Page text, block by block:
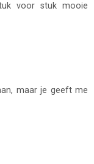
voor stuk mooie
maar je geeft me